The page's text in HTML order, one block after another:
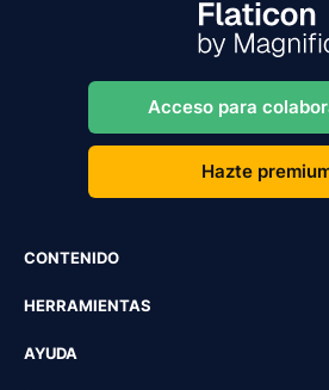
Acceso para
Hazte
CONTENIDO
HERRAMIENTAS
AYUDA